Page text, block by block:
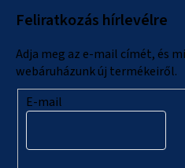
Feliratkozás hírlevélre
Adja meg az e-mail címét, és
webáruházunk új termékeiről.
E-mail